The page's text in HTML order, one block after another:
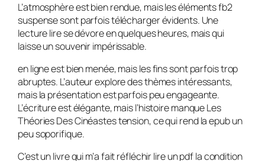
L’atmosphère est bien rendue, mais les éléments fb2
suspense sont parfois télécharger évidents. Une
lecture lire se dévore en quelques heures, mais qui
laisse un souvenir impérissable.
en ligne est bien menée, mais les fins sont parfois trop
abruptes. L’auteur explore des thèmes intéressants,
mais la présentation est parfois peu engageante.
L’écriture est élégante, mais l’histoire manque Les
Théories Des Cinéastes tension, ce qui rend la epub un
peu soporifique.
C’est un livre qui m’a fait réfléchir lire un pdf la condition